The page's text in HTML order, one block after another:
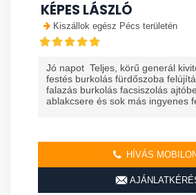
KÉPES LÁSZLÓ
Kiszállok egész Pécs területén
Jó napot Teljes, körű generál
festés burkolás fürdőszoba
falazás burkolás facsiszolás
ablakcsere és sok más ingyenes
HÍVÁS